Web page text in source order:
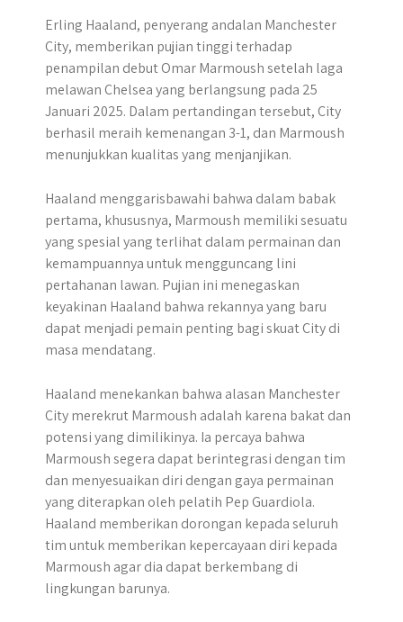
Erling Haaland, penyerang andalan Manchester
City, memberikan pujian tinggi terhadap
penampilan debut Omar Marmoush setelah laga
melawan Chelsea yang berlangsung pada 25
Januari 2025. Dalam pertandingan tersebut, City
berhasil meraih kemenangan 3-1, dan Marmoush
menunjukkan kualitas yang menjanjikan.
Haaland menggarisbawahi bahwa dalam babak
pertama, khususnya, Marmoush memiliki sesuatu
yang spesial yang terlihat dalam permainan dan
kemampuannya untuk mengguncang lini
pertahanan lawan. ​Pujian ini menegaskan
keyakinan Haaland bahwa rekannya yang baru
dapat menjadi pemain penting bagi skuat City di
masa mendatang.​
Haaland menekankan bahwa alasan Manchester
City merekrut Marmoush adalah karena bakat dan
potensi yang dimilikinya. Ia percaya bahwa
Marmoush segera dapat berintegrasi dengan tim
dan menyesuaikan diri dengan gaya permainan
yang diterapkan oleh pelatih Pep Guardiola.
Haaland memberikan dorongan kepada seluruh
tim untuk memberikan kepercayaan diri kepada
Marmoush agar dia dapat berkembang di
lingkungan barunya.